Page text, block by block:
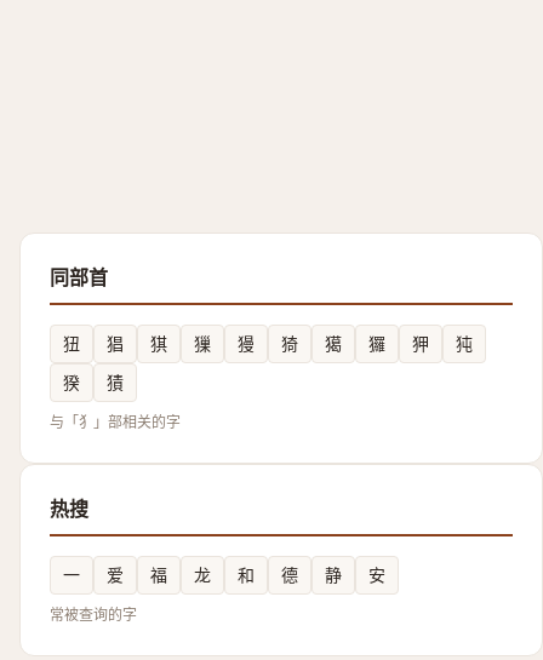
同部首
狃 猖 猉 㺐 獌 猗 獦 玀 狎
㹠
猤
㺓
与「犭」部相关的字
热搜
一 爱 福 龙 和 德 静 安
常被查询的字